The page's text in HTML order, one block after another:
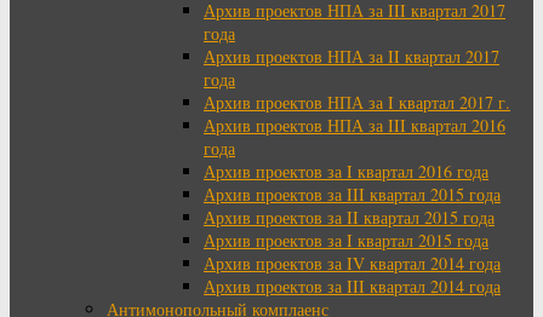
Архив проектов НПА за III квартал 2017
года
Архив проектов НПА за II квартал 2017
года
Архив проектов НПА за I квартал 2017 г.
Архив проектов НПА за III квартал 2016
года
Архив проектов за I квартал 2016 года
Архив проектов за III квартал 2015 года
Архив проектов за II квартал 2015 года
Архив проектов за I квартал 2015 года
Архив проектов за IV квартал 2014 года
Архив проектов за III квартал 2014 года
Антимонопольный комплаенс